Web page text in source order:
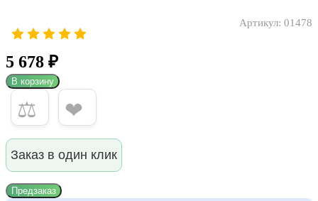
Артикул: 01478
5 678 ₽
В корзину
⚖ ❤
Заказ в один клик
Предзаказ